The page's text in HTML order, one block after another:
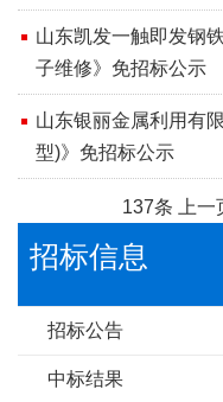
山东凯发一触即发钢
子维修》免招标公示
山东银丽金属利用有
型)》免招标公示
137条 上一
招标信息
招标公告
中标结果